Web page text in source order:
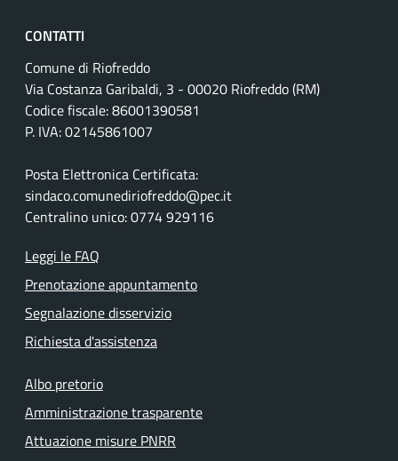
CONTATTI
Comune di Riofreddo
Via Costanza Garibaldi, 3 - 00020 Riofreddo (RM)
Codice fiscale: 86001390581
P. IVA: 02145861007
Posta Elettronica Certificata:
sindaco.comunediriofreddo@pec.it
Centralino unico: 0774 929116
Leggi le FAQ
Prenotazione appuntamento
Segnalazione disservizio
Richiesta d'assistenza
Albo pretorio
Amministrazione trasparente
Attuazione misure PNRR